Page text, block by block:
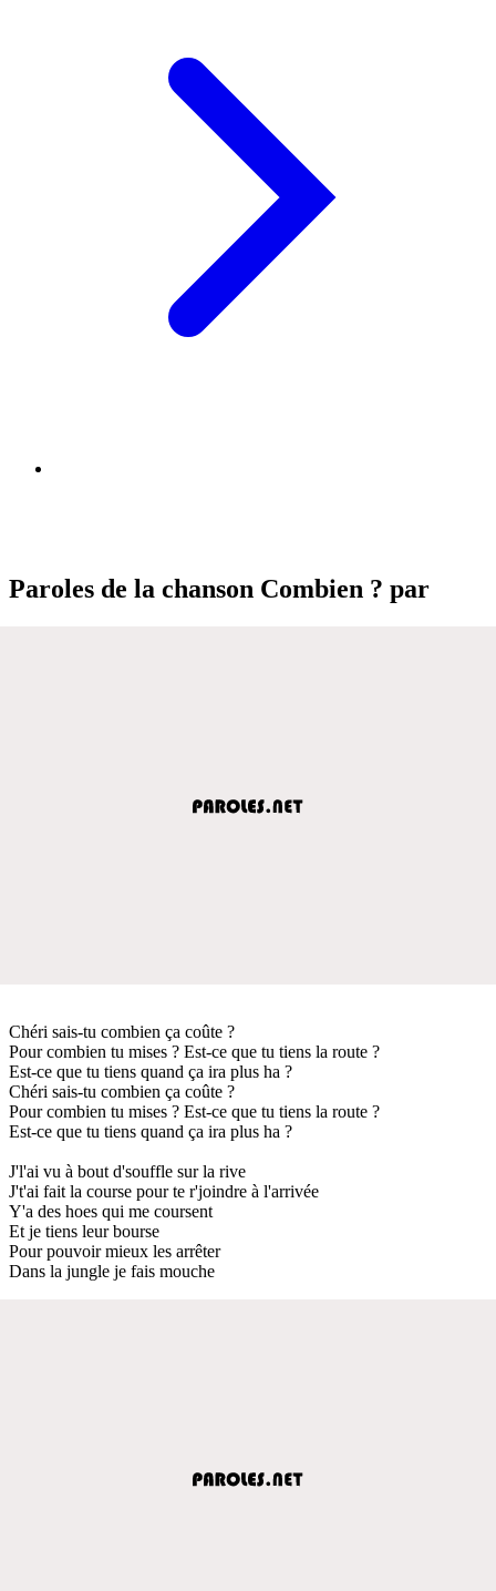
Paroles de la chanson Combien ? par
Chéri sais-tu combien ça coûte ?
Pour combien tu mises ? Est-ce que tu tiens la route ?
Est-ce que tu tiens quand ça ira plus ha ?
Chéri sais-tu combien ça coûte ?
Pour combien tu mises ? Est-ce que tu tiens la route ?
Est-ce que tu tiens quand ça ira plus ha ?
J'l'ai vu à bout d'souffle sur la rive
J't'ai fait la course pour te r'joindre à l'arrivée
Y'a des hoes qui me coursent
Et je tiens leur bourse
Pour pouvoir mieux les arrêter
Dans la jungle je fais mouche